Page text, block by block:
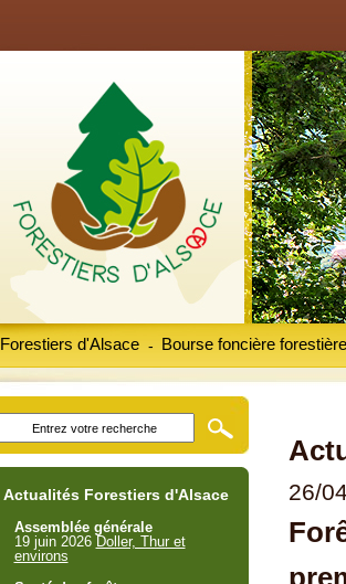
Forestiers d'Alsace Bourse foncière forestière
-
26/
Actualités Forestiers d'Alsace
Assemblée générale
19 juin 2026 Doller, Thur et
environs